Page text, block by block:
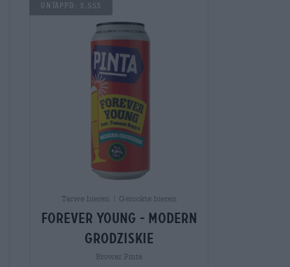
Untappd: 3.553
Tarwe bieren | Gerookte bieren
forever young - modern
grodziskie
Browar Pinta